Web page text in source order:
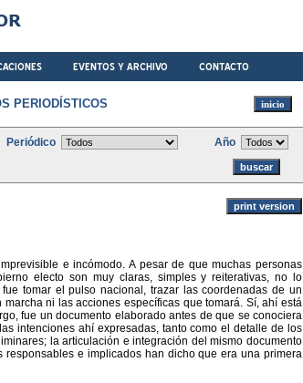
PERIODÍSTICOS
Periódico
Año
e incómodo. A pesar de que muchas personas
electo son muy claras, simples y reiterativas, no lo
tomar el pulso nacional, trazar las coordenadas de un
ni las acciones específicas que tomará. Sí, ahí está
fue un documento elaborado antes de que se conociera
intenciones ahí expresadas, tanto como el detalle de los
la articulación e integración del mismo documento
responsables e implicados han dicho que era una primera